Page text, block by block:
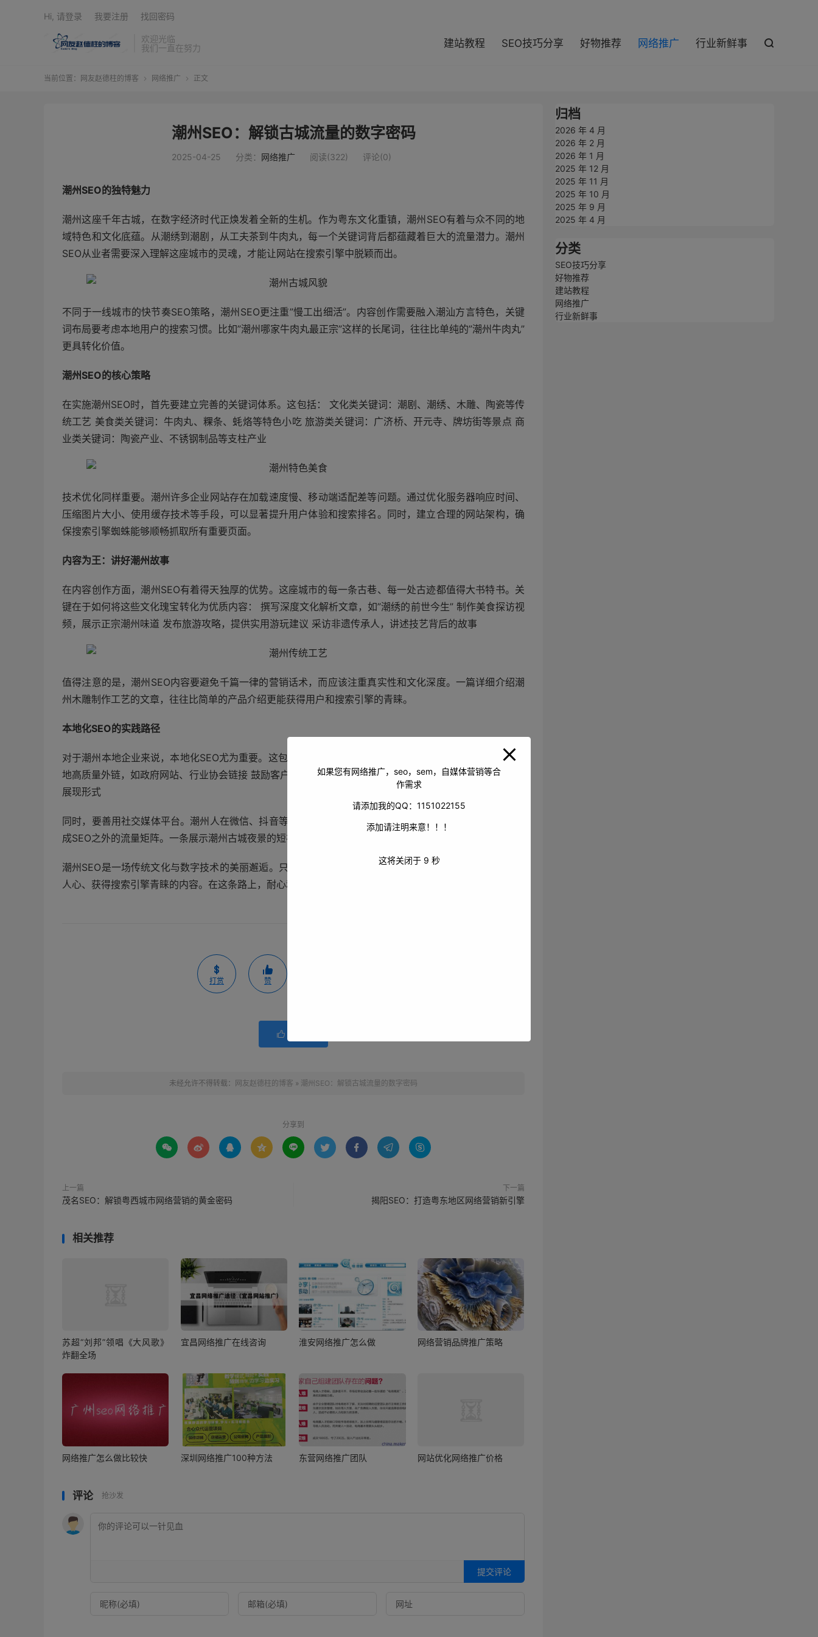
欢迎光临
我们一直在努力
建站教程 SEO技巧分享 好物推荐 网络推广 行业新鲜事 
Hi, 请登录 我要注册 找回密码
当前位置： 网友赵德柱的博客  网络推广  正文
潮州SEO：解锁古城流量的数字密码
2025-04-25 分类： 网络推广 阅读(322) 评论(0)
潮州SEO的独特魅力
潮州这座千年古城，在数字经济时代正焕发着全新的生机。作为粤东文化重镇，潮州SEO有着与众不同的地
域特色和文化底蕴。从潮绣到潮剧，从工夫茶到牛肉丸，每一个关键词背后都蕴藏着巨大的流量潜力。潮州
SEO从业者需要深入理解这座城市的灵魂，才能让网站在搜索引擎中脱颖而出。
不同于一线城市的快节奏SEO策略，潮州SEO更注重”慢工出细活”。内容创作需要融入潮汕方言特色，关键
词布局要考虑本地用户的搜索习惯。比如”潮州哪家牛肉丸最正宗”这样的长尾词，往往比单纯的”潮州牛肉丸”
更具转化价值。
潮州SEO的核心策略
在实施潮州SEO时，首先要建立完善的关键词体系。这包括： 文化类关键词：潮剧、潮绣、木雕、陶瓷等传
统工艺 美食类关键词：牛肉丸、粿条、蚝烙等特色小吃 旅游类关键词：广济桥、开元寺、牌坊街等景点 商
业类关键词：陶瓷产业、不锈钢制品等支柱产业
技术优化同样重要。潮州许多企业网站存在加载速度慢、移动端适配差等问题。通过优化服务器响应时间、
压缩图片大小、使用缓存技术等手段，可以显著提升用户体验和搜索排名。同时，建立合理的网站架构，确
保搜索引擎蜘蛛能够顺畅抓取所有重要页面。
内容为王：讲好潮州故事
在内容创作方面，潮州SEO有着得天独厚的优势。这座城市的每一条古巷、每一处古迹都值得大书特书。关
键在于如何将这些文化瑰宝转化为优质内容： 撰写深度文化解析文章，如”潮绣的前世今生” 制作美食探访视
频，展示正宗潮州味道 发布旅游攻略，提供实用游玩建议 采访非遗传承人，讲述技艺背后的故事
值得注意的是，潮州SEO内容要避免千篇一律的营销话术，而应该注重真实性和文化深度。一篇详细介绍潮
州木雕制作工艺的文章，往往比简单的产品介绍更能获得用户和搜索引擎的青睐。
本地化SEO的实践路径
对于潮州本地企业来说，本地化SEO尤为重要。这包括： 完善Google My Business和百度企业名片 获取本
地高质量外链，如政府网站、行业协会链接 鼓励客户留下真实评价，提升本地可信度 优化”附近”搜索结果的
展现形式
同时，要善用社交媒体平台。潮州人在微信、抖音等平台活跃度高，通过运营公众号、短视频账号，可以形
成SEO之外的流量矩阵。一条展示潮州古城夜景的短视频，可能带来意想不到的传播效果。
潮州SEO是一场传统文化与数字技术的美丽邂逅。只有深入理解这座城市的文化密码，才能创作出真正打动
人心、获得搜索引擎青睐的内容。在这条路上，耐心和匠心同样重要。
打赏 赞

未经允许不得转载： 网友赵德柱的博客 » 潮州SEO：解锁古城流量的数字密码
分享到
        
上一篇
茂名SEO：解锁粤西城市网络营销的黄金密码
下一篇
揭阳SEO：打造粤东地区网络营销新引擎
相关推荐
苏超“刘邦”领唱《大风歌》
炸翻全场
宜昌网络推广在线咨询 淮安网络推广怎么做 网络营销品牌推广策略
网络推广怎么做比较快 深圳网络推广100种方法 东营网络推广团队 网站优化网络推广价格
评论 抢沙发
提交评论
归档
2026 年 4 月
2026 年 2 月
2026 年 1 月
2025 年 12 月
2025 年 11 月
2025 年 10 月
2025 年 9 月
2025 年 4 月
分类
SEO技巧分享
好物推荐
建站教程
网络推广
行业新鲜事
如果您有网络推广，seo，sem，自媒体营销等合
作需求
请添加我的QQ：1151022155
添加请注明来意！！！
这将关闭于 8 秒